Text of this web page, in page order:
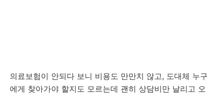
의료보험이 안되다 보니 비용도 만만치 않고, 도대체 누구
에게 찾아가야 할지도 모르는데 괜히 상담비만 날리고 오